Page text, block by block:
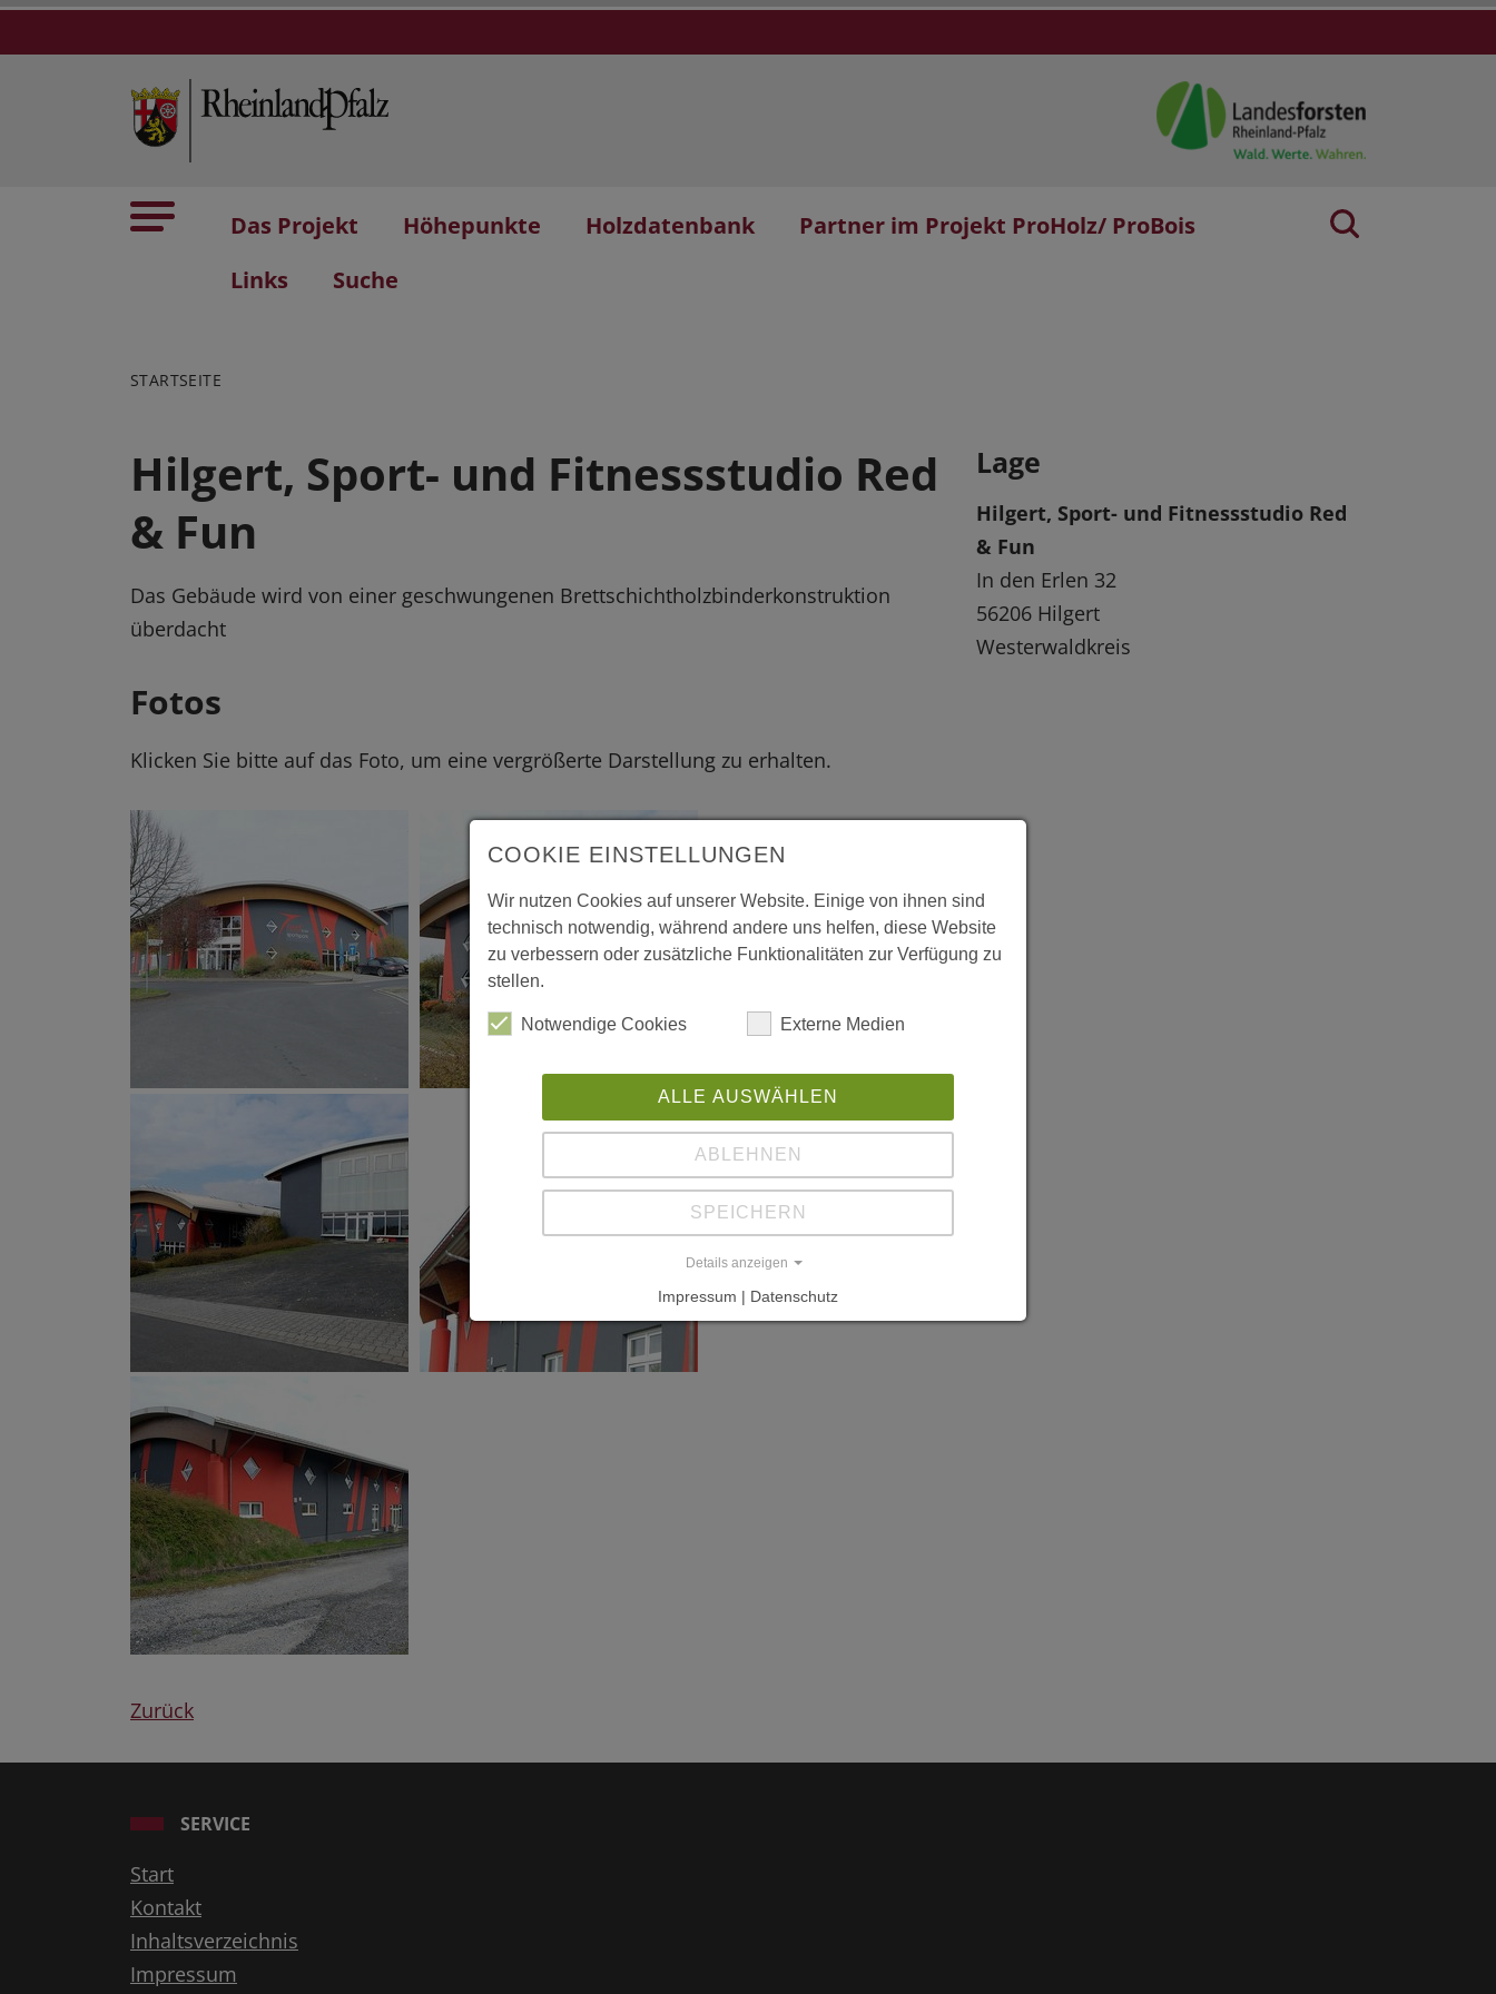
Das Projekt Höhepunkte Holzdatenbank
Partner im Projekt ProHolz/ ProBois
Links
Suche
STARTSEITE
Hilgert, Sport- und Fitnessstudio Red
& Fun
Das Gebäude wird von einer geschwungenen Brettschichtholzbinderkonstruktion
überdacht
Fotos
Klicken Sie bitte auf das Foto, um eine vergrößerte Darstellung zu erhalten.
Zurück
Lage
Hilgert, Sport- und Fitnessstudio Red
& Fun
In den Erlen 32
56206 Hilgert
Westerwaldkreis
SERVICE
Start
Kontakt
Inhaltsverzeichnis
Impressum
COOKIE EINSTELLUNGEN
Wir nutzen Cookies auf unserer Website. Einige von ihnen sind
technisch notwendig, während andere uns helfen, diese Website
zu verbessern oder zusätzliche Funktionalitäten zur Verfügung zu
stellen.
Notwendige Cookies Externe Medien
ALLE AUSWÄHLEN
ABLEHNEN
SPEICHERN
Details anzeigen
Impressum | Datenschutz